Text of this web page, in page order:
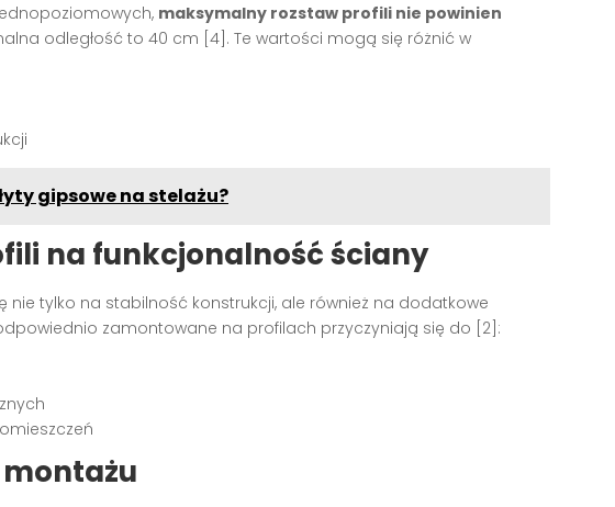
maksymalny rozstaw profili nie powinien
odległość to 40 cm [4]. Te wartości mogą się różnić w
gipsowe na stelażu?
na funkcjonalność ściany
nie tylko na stabilność konstrukcji, ale również na dodatkowe
zamontowane na profilach przyczyniają się do [2]: